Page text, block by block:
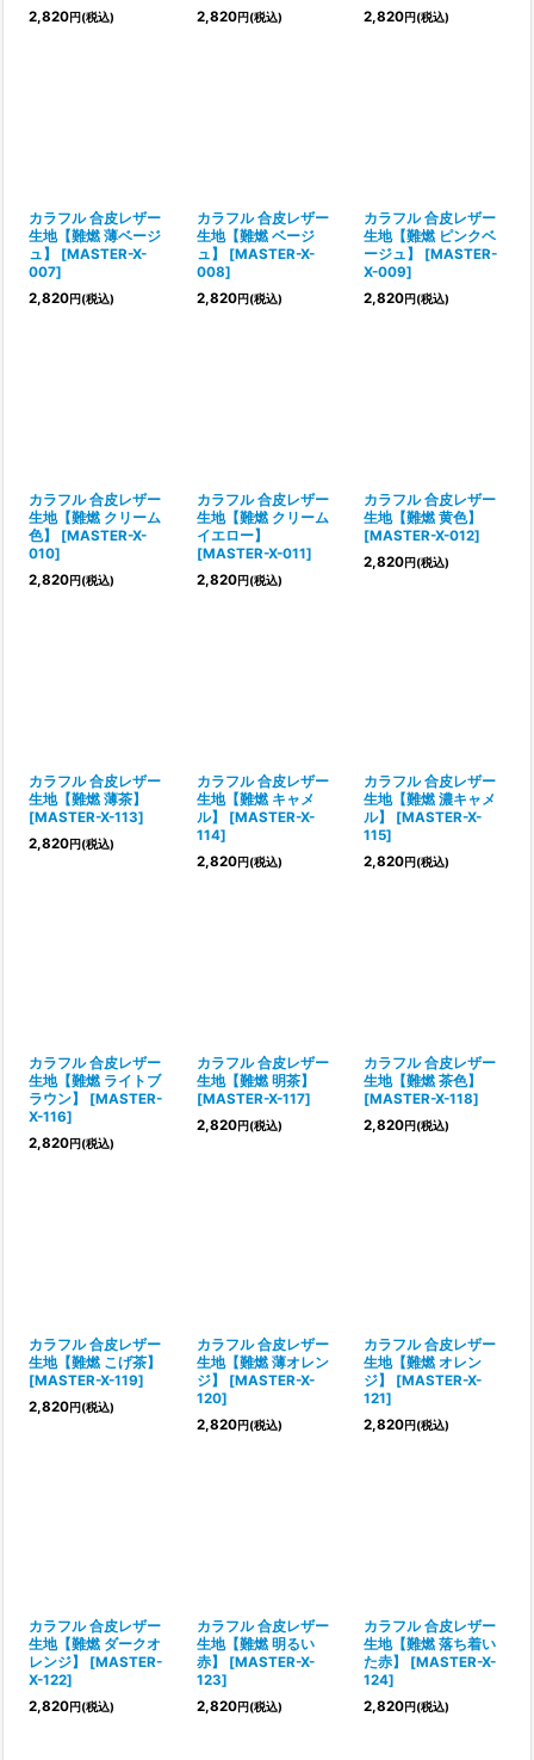
2,820円(税込)
2,820円(税込)
2,820円(税込)
カラフル 合皮レザー
生地【難燃 薄ベージ
ュ】
[MASTER-X-
007]
2,820円(税込)
カラフル 合皮レザー
生地【難燃 ベージ
ュ】
[MASTER-X-
008]
2,820円(税込)
カラフル 合皮レザー
生地【難燃 ピンクベ
ージュ】
[MASTER-
X-009]
2,820円(税込)
カラフル 合皮レザー
生地【難燃 クリーム
色】
[MASTER-X-
010]
2,820円(税込)
カラフル 合皮レザー
生地【難燃 クリーム
イエロー】
[MASTER-X-011]
2,820円(税込)
カラフル 合皮レザー
生地【難燃 黄色】
[MASTER-X-012]
2,820円(税込)
カラフル 合皮レザー
生地【難燃 薄茶】
[MASTER-X-113]
2,820円(税込)
カラフル 合皮レザー
生地【難燃 キャメ
ル】
[MASTER-X-
114]
2,820円(税込)
カラフル 合皮レザー
生地【難燃 濃キャメ
ル】
[MASTER-X-
115]
2,820円(税込)
カラフル 合皮レザー
生地【難燃 ライトブ
ラウン】
[MASTER-
X-116]
2,820円(税込)
カラフル 合皮レザー
生地【難燃 明茶】
[MASTER-X-117]
2,820円(税込)
カラフル 合皮レザー
生地【難燃 茶色】
[MASTER-X-118]
2,820円(税込)
カラフル 合皮レザー
生地【難燃 こげ茶】
[MASTER-X-119]
2,820円(税込)
カラフル 合皮レザー
生地【難燃 薄オレン
ジ】
[MASTER-X-
120]
2,820円(税込)
カラフル 合皮レザー
生地【難燃 オレン
ジ】
[MASTER-X-
121]
2,820円(税込)
カラフル 合皮レザー
生地【難燃 ダークオ
レンジ】
[MASTER-
X-122]
2,820円(税込)
カラフル 合皮レザー
生地【難燃 明るい
赤】
[MASTER-X-
123]
2,820円(税込)
カラフル 合皮レザー
生地【難燃 落ち着い
た赤】
[MASTER-X-
124]
2,820円(税込)